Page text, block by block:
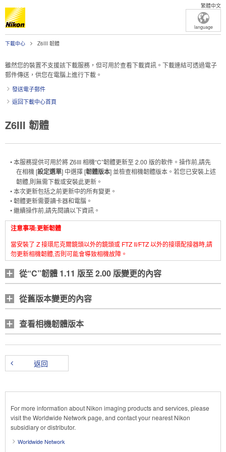
繁體中文
language
下載中心 Z6III 韌體
雖然您的裝置不支援該下載服務，但可用於查看下載資訊。下載連結可透過電子
郵件傳送，供您在電腦上進行下載。
發送電子郵件
返回下載中心首頁
Z6III 韌體
• 本服務提供可用於將 Z6III 相機“C”韌體更新至 2.00 版的軟件。操作前,請先
在相機 [設定選單] 中選擇 [韌體版本] 並檢查相機韌體版本。若您已安裝上述
韌體,則無需下載或安裝此更新。
• 本次更新包括之前更新中的所有變更。
• 韌體更新需要讀卡器和電腦。
• 繼續操作前,請先閱讀以下資訊。
注意事項:更新韌體
當安裝了 Z 接環尼克爾鏡頭以外的鏡頭或 FTZ II/FTZ 以外的接環配接器時,請
勿更新相機韌體,否則可能會導致相機故障。
從“C”韌體 1.11 版至 2.00 版變更的內容
從舊版本變更的內容
查看相機韌體版本
返回
For more information about Nikon imaging products and services, please
visit the Worldwide Network page, and contact your nearest Nikon
subsidiary or distributor.
Worldwide Network